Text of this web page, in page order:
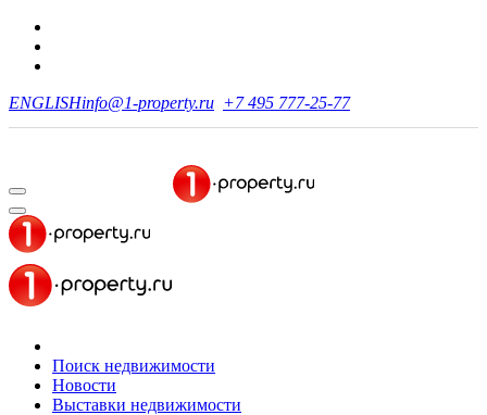
ENGLISHinfo@1-property.ru +7 495 777-25-77
Поиск недвижимости
Новости
Выставки недвижимости